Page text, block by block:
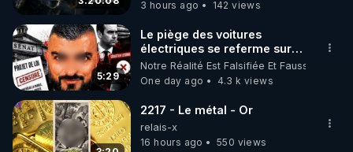
code : REGENERE10
▶ 30 jours gratuit sur l’application de méditation et
de bien-être ENVOL :
Rendez-vous sur https://www.envol.app/code
le code : REGENERE
3 hours ago 142 views
5:29
Le piège des voitures
électriques se referme sur
les usagers !
Notre Réalité Est Falsifiée Et Fausse
One day ago
4.3 k views
2217 - Le métal - Or
relais-x
16 hours ago
550 views